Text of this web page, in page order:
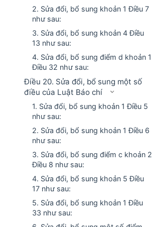
2. Sửa đổi, bổ sung khoản 1 Điều 7
như sau:
3. Sửa đổi, bổ sung khoản 4 Điều
13 như sau:
4. Sửa đổi, bổ sung điểm d khoản 1
Điều 32 như sau:
Điều 20. Sửa đổi, bổ sung một số
điều của Luật Báo chí
1. Sửa đổi, bổ sung khoản 1 Điều 5
như sau:
2. Sửa đổi, bổ sung khoản 1 Điều 6
như sau:
3. Sửa đổi, bổ sung điểm c khoản 2
Điều 8 như sau:
4. Sửa đổi, bổ sung khoản 5 Điều
17 như sau:
5. Sửa đổi, bổ sung khoản 1 Điều
33 như sau: